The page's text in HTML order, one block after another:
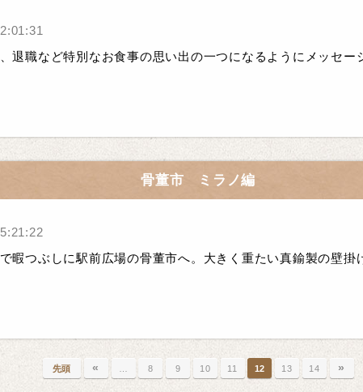
退職など特別なお食事の思い出の一つになるようにメッセー
骨董市 ミラノ編
暇つぶしに駅前広場の骨董市へ。大きく重たい真鍮製の壁掛
先頭 « 8 9 10 11 12 13 14 »